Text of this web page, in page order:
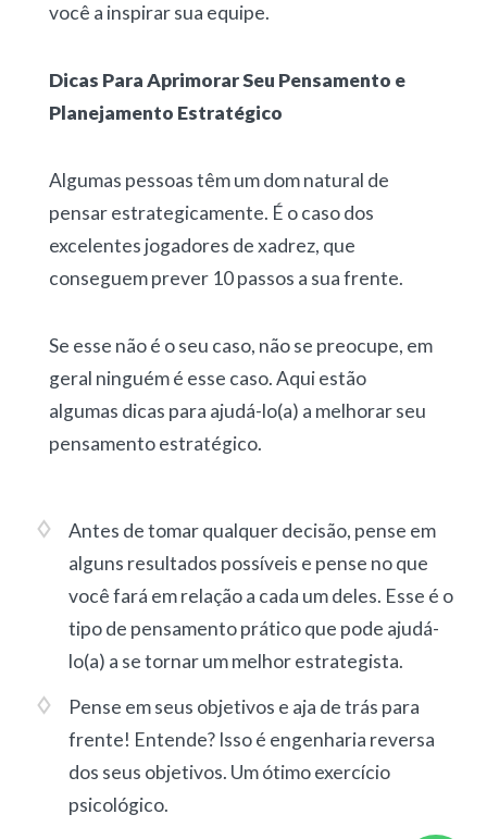
você a inspirar sua equipe.
Dicas Para Aprimorar Seu Pensamento e
Planejamento Estratégico
Algumas pessoas têm um dom natural de
pensar estrategicamente. É o caso dos
excelentes jogadores de xadrez, que
conseguem prever 10 passos a sua frente.
Se esse não é o seu caso, não se preocupe, em
geral ninguém é esse caso. Aqui estão
algumas dicas para ajudá-lo(a) a melhorar seu
pensamento estratégico.
Antes de tomar qualquer decisão, pense em
alguns resultados possíveis e pense no que
você fará em relação a cada um deles. Esse é o
tipo de pensamento prático que pode ajudá-
lo(a) a se tornar um melhor estrategista.
Pense em seus objetivos e aja de trás para
frente! Entende? Isso é engenharia reversa
dos seus objetivos. Um ótimo exercício
psicológico.